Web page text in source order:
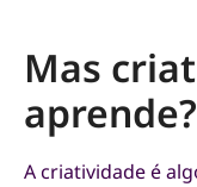
Mas
aprende?
A criatividade é